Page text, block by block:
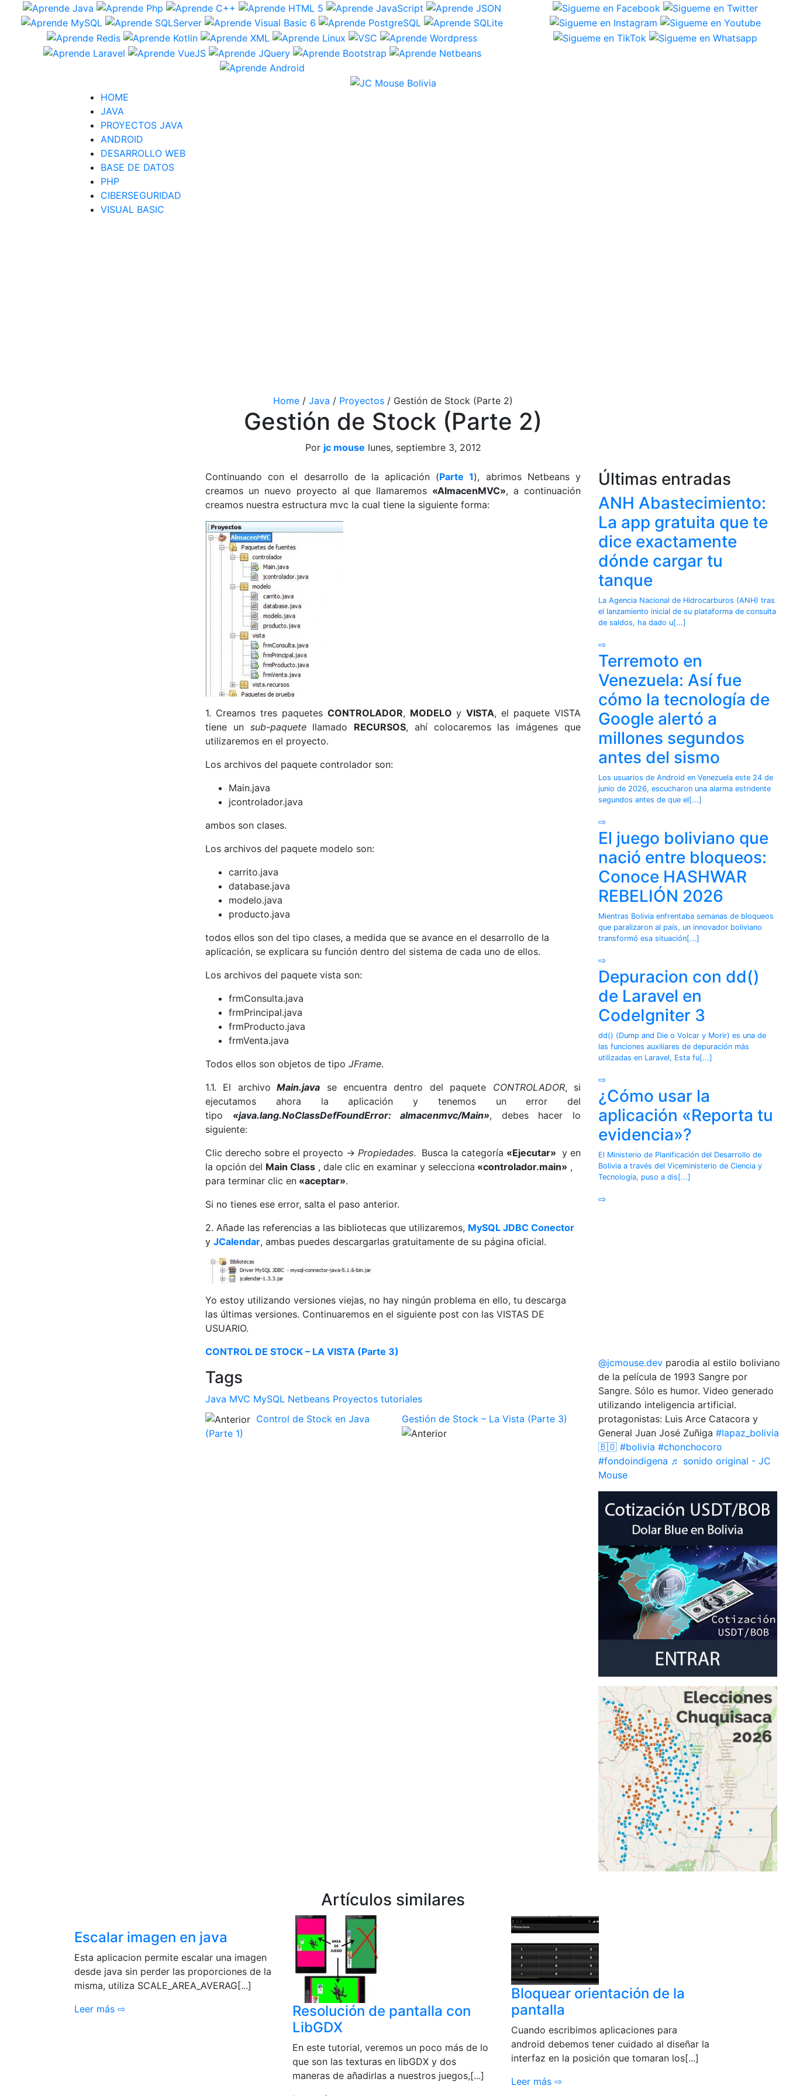
HOME
JAVA
PROYECTOS JAVA
ANDROID
DESARROLLO WEB
BASE DE DATOS
PHP
CIBERSEGURIDAD
VISUAL BASIC
Home / Java / Proyectos / Gestión de Stock (Parte 2)
Gestión de Stock (Parte 2)
Por jc mouse lunes, septiembre 3, 2012
Continuando con el desarrollo de la aplicación (Parte 1), abrimos Netbeans y
creamos un nuevo proyecto al que llamaremos «AlmacenMVC», a continuación
creamos nuestra estructura mvc la cual tiene la siguiente forma:
1. Creamos tres paquetes CONTROLADOR, MODELO yVISTA, el paquete VISTA
tiene un sub-paquetellamado RECURSOS, ahí colocaremos las imágenes que
utilizaremos en el proyecto.
Los archivos del paquete controlador son:
Main.java
jcontrolador.java
ambos son clases.
Los archivos del paquete modelo son:
carrito.java
database.java
modelo.java
producto.java
todos ellos son del tipo clases, a medida que se avance en el desarrollo de la
aplicación, se explicara su función dentro del sistema de cada uno de ellos.
Los archivos del paquete vista son:
frmConsulta.java
frmPrincipal.java
frmProducto.java
frmVenta.java
Todos ellos son objetos de tipo JFrame.
1.1. El archivo Main.java se encuentra dentro del paquete CONTROLADOR, si
ejecutamos ahora la aplicación y tenemos un error del
tipo «java.lang.NoClassDefFoundError: almacenmvc/Main», debes hacer lo
siguiente:
Clic derecho sobre el proyecto -> Propiedades. Busca la categoría «Ejecutar» y en
la opción del Main Class , dale clic en examinar y selecciona «controlador.main» ,
para terminar clic en «aceptar».
Si no tienes ese error, salta el paso anterior.
2. Añade las referencias a las bibliotecas que utilizaremos, MySQL JDBC Conector
y JCalendar, ambas puedes descargarlas gratuitamente de su página oficial.
Yo estoy utilizando versiones viejas, no hay ningún problema en ello, tu descarga
las últimas versiones. Continuaremos en el siguiente post con las VISTAS DE
USUARIO.
CONTROL DE STOCK – LA VISTA (Parte 3)
Tags
Java MVC MySQL Netbeans Proyectos tutoriales
Control de Stock en Java
(Parte 1)
Gestión de Stock – La Vista (Parte 3)
Últimas entradas
ANH Abastecimiento:
La app gratuita que te
dice exactamente
dónde cargar tu
tanque
La Agencia Nacional de Hidrocarburos (ANH) tras
el lanzamiento inicial de su plataforma de consulta
de saldos, ha dado u[...]
⇨
Terremoto en
Venezuela: Así fue
cómo la tecnología de
Google alertó a
millones segundos
antes del sismo
Los usuarios de Android en Venezuela este 24 de
junio de 2026, escucharon una alarma estridente
segundos antes de que el[...]
⇨
El juego boliviano que
nació entre bloqueos:
Conoce HASHWAR
REBELIÓN 2026
Mientras Bolivia enfrentaba semanas de bloqueos
que paralizaron al país, un innovador boliviano
transformó esa situación[...]
⇨
Depuracion con dd()
de Laravel en
CodeIgniter 3
dd() (Dump and Die o Volcar y Morir) es una de
las funciones auxiliares de depuración más
utilizadas en Laravel, Esta fu[...]
⇨
¿Cómo usar la
aplicación «Reporta tu
evidencia»?
El Ministerio de Planificación del Desarrollo de
Bolivia a través del Viceministerio de Ciencia y
Tecnología, puso a dis[...]
⇨
@jcmouse.dev parodia al estilo boliviano
de la película de 1993 Sangre por
Sangre. Sólo es humor. Video generado
utilizando inteligencia artificial.
protagonistas: Luis Arce Catacora y
General Juan José Zuñiga #lapaz_bolivia
🇧🇴 #bolivia #chonchocoro
#fondoindigena ♬ sonido original - JC
Mouse
Artículos similares
Escalar imagen en java
Esta aplicacion permite escalar una imagen
desde java sin perder las proporciones de la
misma, utiliza SCALE_AREA_AVERAG[...]
Leer más ⇨
Resolución de pantalla con
LibGDX
En este tutorial, veremos un poco más de lo
que son las texturas en libGDX y dos
maneras de añadirlas a nuestros juegos,[...]
Bloquear orientación de la
pantalla
Cuando escribimos aplicaciones para
android debemos tener cuidado al diseñar la
interfaz en la posición que tomaran los[...]
Leer más ⇨